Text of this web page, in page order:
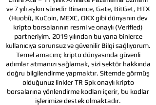
ve 7 yılı aşkın süredir Binance, Gate, BitGet, HTX
(Huobi), KuCoin, MEXC, OKX gibi dünyanın dev
kripto borsalarının resmi ve onaylı (Verified)
partneriyim. 2019 yılından bu yana binlerce
kullanıcıya sorunsuz ve güvenilir Bilgi sağlıyorum.
Temel amacım; kripto dünyasında güvenli
adımlar atmanızı sağlamak, sizi sektör hakkında
doğru bilgilendirme yapmaktır. Sitemde görmüş
olduğunuz linkler TR Spk onaylı kripto
borsalarına yönlendirme kodları içerir, bu kodlar
işlerimize destek olmaktadır.